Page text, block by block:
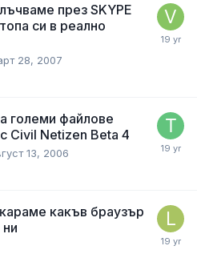
през SKYPE
си в реално
28, 2007
големи файлове
Civil Netizen Beta 4
13, 2006
какъв браузър